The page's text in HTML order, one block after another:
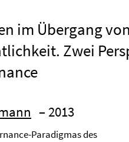
im Übergang
Zwei
– 2013
Paradigmas des